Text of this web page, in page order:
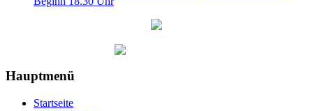
Hauptmenü
Startseite